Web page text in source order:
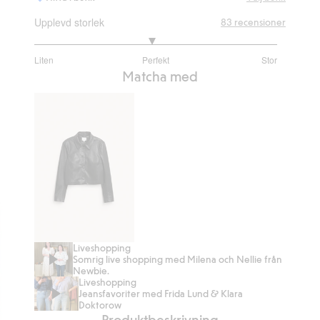
Upplevd storlek
Liten Perfekt Stor
utav
83 recensioner
Matcha med
Kort
jacka
i
skinnimitation
Liveshopping
Somrig live shopping med Milena och Nellie från
Newbie.
Liveshopping
Jeansfavoriter med Frida Lund & Klara
Doktorow